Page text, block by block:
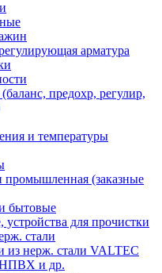
арматура
предохр, регулир,
и температуры
промышленная (заказные
бытовые
устройства для прочистки
стали
из нерж. стали VALTEC
и др.